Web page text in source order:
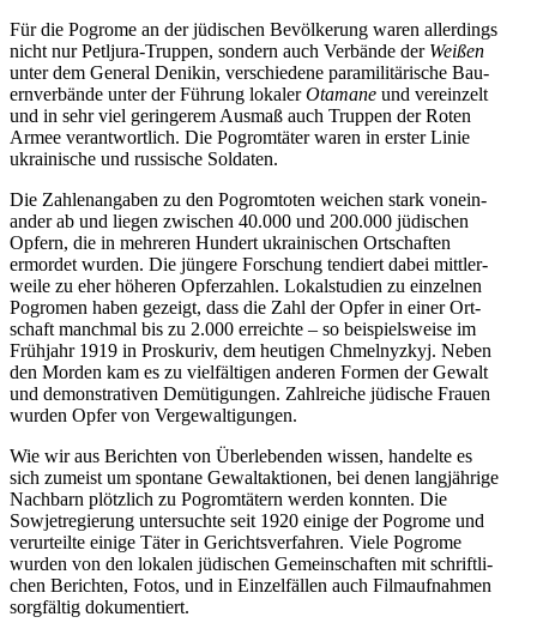
Für die Pogrome an der jüdi­schen Bevöl­ke­rung waren aller­dings
nicht nur Petl­jura-Truppen, sondern auch Ver­bände der Weißen
unter dem General Denikin, ver­schie­dene para­mi­li­tä­ri­sche Bau­
ern­ver­bände unter der Führung lokalerOtamane und ver­ein­zelt
und in sehr viel gerin­ge­rem Ausmaß auch Truppen der Roten
Armee ver­ant­wort­lich. Die Pogrom­tä­ter waren in erster Linie
ukrai­ni­sche und rus­si­sche Soldaten.
Die Zah­len­an­ga­ben zu den Pogrom­to­ten weichen stark von­ein­
an­der ab und liegen zwi­schen 40.000 und 200.000 jüdi­schen
Opfern, die in meh­re­ren Hundert ukrai­ni­schen Ort­schaf­ten
ermor­det wurden. Die jüngere For­schung ten­diert dabei mitt­ler­
weile zu eher höheren Opfer­zah­len. Lokal­stu­dien zu ein­zel­nen
Pogro­men haben gezeigt, dass die Zahl der Opfer in einer Ort­
schaft manch­mal bis zu 2.000 erreichte – so bei­spiels­weise im
Früh­jahr 1919 in Pro­s­ku­riv, dem heu­ti­gen Chmel­nyz­kyj. Neben
den Morden kam es zu viel­fäl­ti­gen anderen Formen der Gewalt
und demons­tra­ti­ven Demü­ti­gun­gen. Zahl­rei­che jüdi­sche Frauen
wurden Opfer von Vergewaltigungen.
Wie wir aus Berich­ten von Über­le­ben­den wissen, han­delte es
sich zumeist um spon­tane Gewalt­ak­tio­nen, bei denen lang­jäh­rige
Nach­barn plötz­lich zu Pogrom­tä­tern werden konnten. Die
Sowjet­re­gie­rung unter­suchte seit 1920 einige der Pogrome und
ver­ur­teilte einige Täter in Gerichts­ver­fah­ren. Viele Pogrome
wurden von den lokalen jüdi­schen Gemein­schaf­ten mit schrift­li­
chen Berich­ten, Fotos, und in Ein­zel­fäl­len auch Film­auf­nah­men
sorg­fäl­tig dokumentiert.